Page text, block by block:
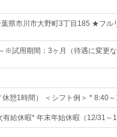
葉県市川市大野町3丁目185 ★フ
※試用期間：3ヶ月（待遇に変更
休憩1時間） ＜シフト例＞ * 8:40
有給休暇* 年末年始休暇（12/31